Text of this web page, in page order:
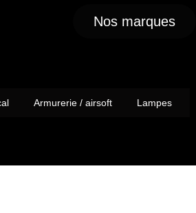
Nos marques
Armurerie / airsoft Lampes